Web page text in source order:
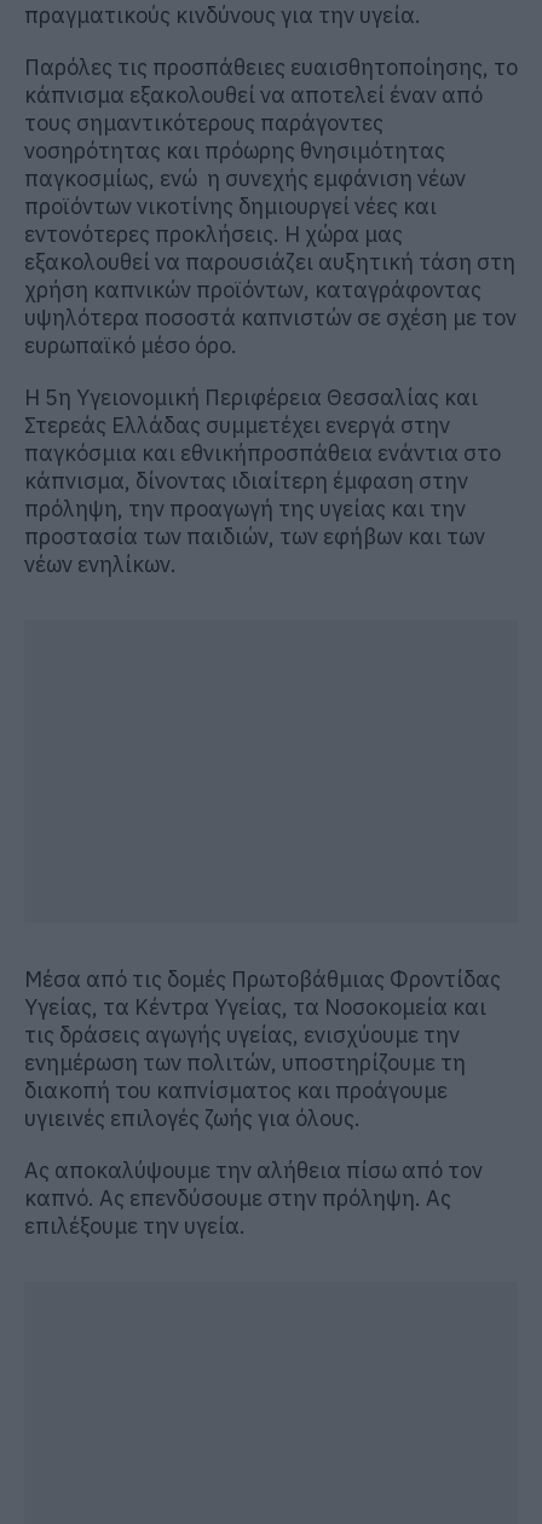
πραγματικούς κινδύνους για την υγεία.
Παρόλες τις προσπάθειες ευαισθητοποίησης, το
κάπνισμα εξακολουθεί να αποτελεί έναν από
τους σημαντικότερους παράγοντες
νοσηρότητας και πρόωρης θνησιμότητας
παγκοσμίως, ενώ η συνεχής εμφάνιση νέων
προϊόντων νικοτίνης δημιουργεί νέες και
εντονότερες προκλήσεις. Η χώρα μας
εξακολουθεί να παρουσιάζει αυξητική τάση στη
χρήση καπνικών προϊόντων, καταγράφοντας
υψηλότερα ποσοστά καπνιστών σε σχέση με τον
ευρωπαϊκό μέσο όρο.
Η 5η Υγειονομική Περιφέρεια Θεσσαλίας και
Στερεάς Ελλάδας συμμετέχει ενεργά στην
παγκόσμια και εθνικήπροσπάθεια ενάντια στο
κάπνισμα, δίνοντας ιδιαίτερη έμφαση στην
πρόληψη, την προαγωγή της υγείας και την
προστασία των παιδιών, των εφήβων και των
νέων ενηλίκων.
Μέσα από τις δομές Πρωτοβάθμιας Φροντίδας
Υγείας, τα Κέντρα Υγείας, τα Νοσοκομεία και
τις δράσεις αγωγής υγείας, ενισχύουμε την
ενημέρωση των πολιτών, υποστηρίζουμε τη
διακοπή του καπνίσματος και προάγουμε
υγιεινές επιλογές ζωής για όλους.
Ας αποκαλύψουμε την αλήθεια πίσω από τον
καπνό. Ας επενδύσουμε στην πρόληψη. Ας
επιλέξουμε την υγεία.